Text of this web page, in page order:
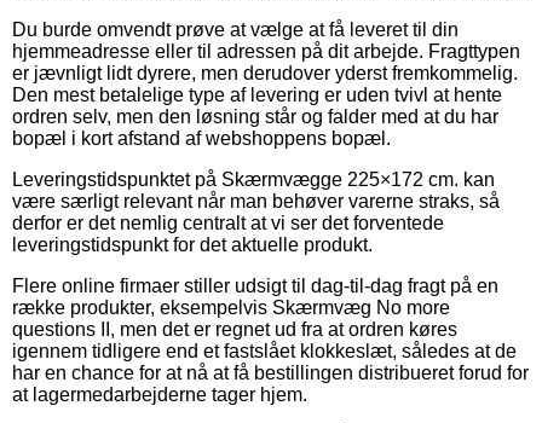
Du burde omvendt prøve at vælge at få leveret til din
hjemmeadresse eller til adressen på dit arbejde. Fragttypen
er jævnligt lidt dyrere, men derudover yderst fremkommelig.
Den mest betalelige type af levering er uden tvivl at hente
ordren selv, men den løsning står og falder med at du har
bopæl i kort afstand af webshoppens bopæl.
Leveringstidspunktet på Skærmvægge 225×172 cm. kan
være særligt relevant når man behøver varerne straks, så
derfor er det nemlig centralt at vi ser det forventede
leveringstidspunkt for det aktuelle produkt.
Flere online firmaer stiller udsigt til dag-til-dag fragt på en
række produkter, eksempelvis Skærmvæg No more
questions II, men det er regnet ud fra at ordren køres
igennem tidligere end et fastslået klokkeslæt, således at de
har en chance for at nå at få bestillingen distribueret forud for
at lagermedarbejderne tager hjem.